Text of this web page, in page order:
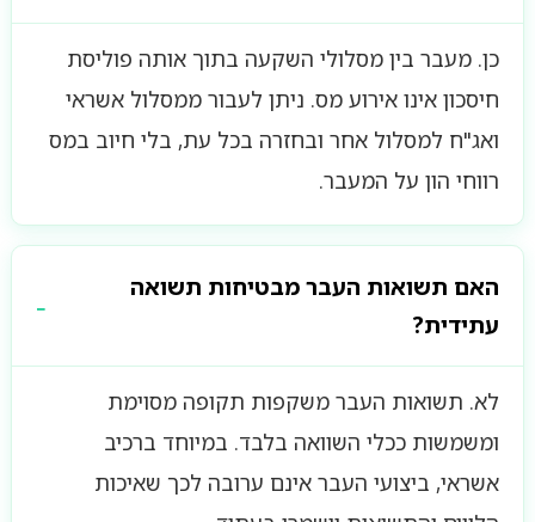
כן. מעבר בין מסלולי השקעה בתוך אותה פוליסת
חיסכון אינו אירוע מס. ניתן לעבור ממסלול אשראי
ואג"ח למסלול אחר ובחזרה בכל עת, בלי חיוב במס
רווחי הון על המעבר.
האם תשואות העבר מבטיחות תשואה
עתידית?
לא. תשואות העבר משקפות תקופה מסוימת
ומשמשות ככלי השוואה בלבד. במיוחד ברכיב
אשראי, ביצועי העבר אינם ערובה לכך שאיכות